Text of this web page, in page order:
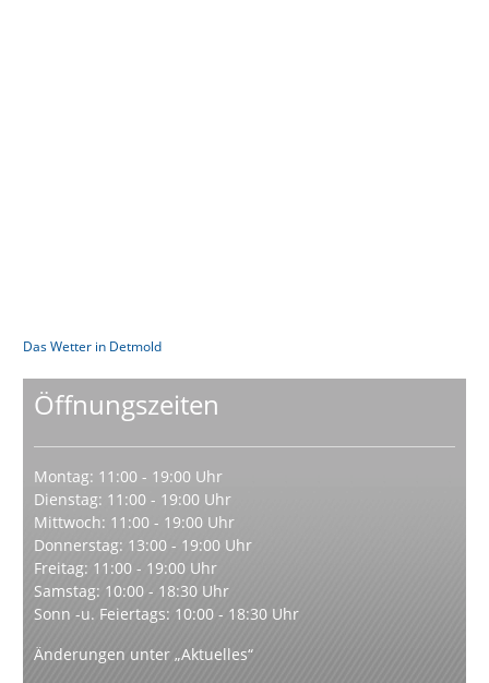
Das Wetter in Detmold
Öffnungszeiten
Montag: 11:00 - 19:00 Uhr
Dienstag: 11:00 - 19:00 Uhr
Mittwoch: 11:00 - 19:00 Uhr
Donnerstag: 13:00 - 19:00 Uhr
Freitag: 11:00 - 19:00 Uhr
Samstag: 10:00 - 18:30 Uhr
Sonn -u. Feiertags: 10:00 - 18:30 Uhr
Änderungen unter „Aktuelles“